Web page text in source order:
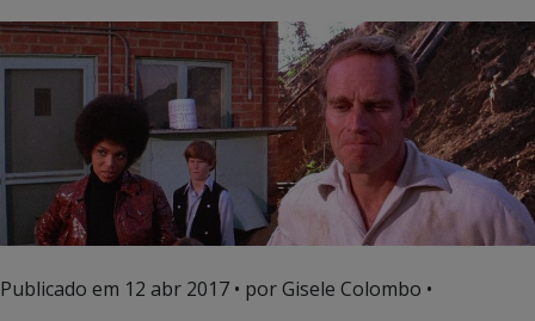
Publicado em 12 abr 2017 • por Gisele Colombo •